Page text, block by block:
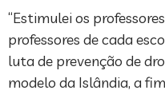
“Estimulei os
professores de cada
luta de prevenção de
modelo da Islândia, a